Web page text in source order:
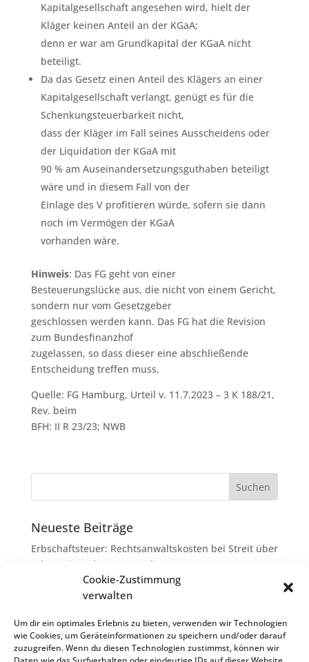
Cookie-Zustimmung
verwalten
Um dir ein optimales Erlebnis zu bieten, verwenden wir Technologien
wie Cookies, um Geräteinformationen zu speichern und/oder darauf
zuzugreifen. Wenn du diesen Technologien zustimmst, können wir
Kapitalgesellschaft angesehen wird, hielt der
Kläger keinen Anteil an der KGaA;
denn er war am Grundkapital der KGaA nicht
beteiligt.
Da das Gesetz einen Anteil des Klägers an einer
Kapitalgesellschaft verlangt, genügt es für die
Schenkungsteuerbarkeit nicht,
dass der Kläger im Fall seines Ausscheidens oder
der Liquidation der KGaA mit
90 % am Auseinandersetzungsguthaben beteiligt
wäre und in diesem Fall von der
Einlage des V profitieren würde, sofern sie dann
noch im Vermögen der KGaA
vorhanden wäre.
Hinweis: Das FG geht von einer
Besteuerungslücke aus, die nicht von einem Gericht,
sondern nur vom Gesetzgeber
geschlossen werden kann. Das FG hat die Revision
zum Bundesfinanzhof
zugelassen, so dass dieser eine abschließende
Entscheidung treffen muss.
Quelle: FG Hamburg, Urteil v. 11.7.2023 – 3 K 188/21,
Rev. beim
BFH: II R 23/23; NWB
Neueste Beiträge
Erbschaftsteuer: Rechtsanwaltskosten bei Streit über
Erbauseinandersetzung als
Nachlassverbindlichkeiten
Umsatzsteuer-Umrechnungskurse Juli 2026
Keine Steuerfreiheit eines sog. Konfusionsgewinns
bei Mutterkapitalgesellschaft
Schenkungsteuer: Zinssatz von 5,5 % für die